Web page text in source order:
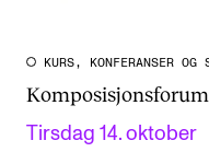
KURS, KONFERANSER OG
Tirsdag 14. oktober